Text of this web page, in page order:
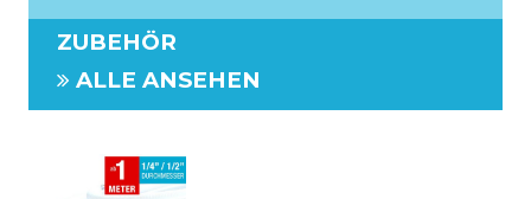
ZUBEHÖR
ALLE ANSEHEN